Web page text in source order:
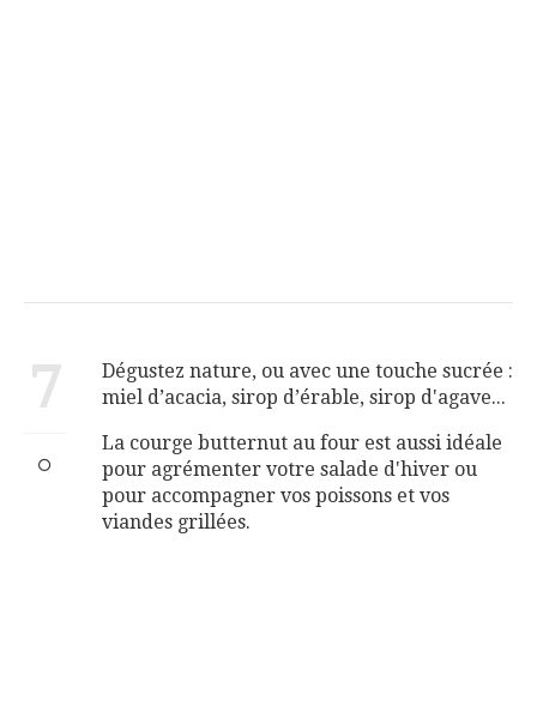
7
Dégustez nature, ou avec une touche sucrée :
miel d’acacia, sirop d’érable, sirop d'agave...
La courge butternut au four est aussi idéale
pour agrémenter votre salade d'hiver ou
pour accompagner vos poissons et vos
viandes grillées.